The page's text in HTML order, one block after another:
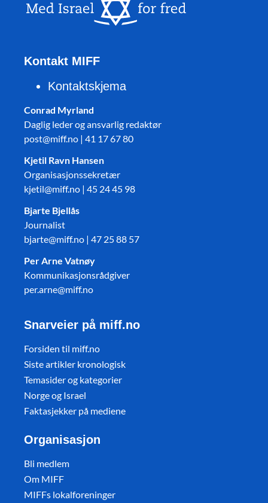
Kontakt MIFF
Kontaktskjema
Conrad Myrland
Daglig leder og ansvarlig redaktør
post@miff.no | 41 17 67 80
Kjetil Ravn Hansen
Organisasjonssekretær
kjetil@miff.no | 45 24 45 98
Bjarte Bjellås
Journalist
bjarte@miff.no | 47 25 88 57
Per Arne Vatnøy
Kommunikasjonsrådgiver
per.arne@miff.no
Snarveier på miff.no
Forsiden til miff.no
Siste artikler kronologisk
Temasider og kategorier
Norge og Israel
Faktasjekker på mediene
Organisasjon
Bli medlem
Om MIFF
MIFFs lokalforeninger